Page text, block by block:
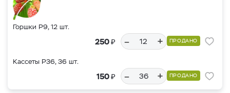
Горшки Р9, 12 шт.
250₽ – + ПРОДАНО
Кассеты Р36, 36 шт.
150₽ – + ПРОДАНО